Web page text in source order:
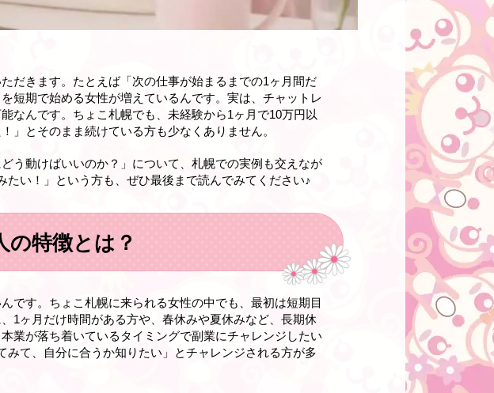
だきます。たとえば「次の仕事が始まるまでの1ヶ月間だ
短期で始める女性が増えているんです。実は、チャットレ
なんです。ちょこ札幌でも、未経験から1ヶ月で10万円以
」とそのまま続けている方も少なくありません。
う動けばいいのか？」について、札幌での実例も交えなが
い！」という方も、ぜひ最後まで読んでみてください♪
特徴とは？
です。ちょこ札幌に来られる女性の中でも、最初は短期目
1ヶ月だけ時間がある方や、春休みや夏休みなど、長期休
業が落ち着いているタイミングで副業にチャレンジしたい
て、自分に合うか知りたい」とチャレンジされる方が多